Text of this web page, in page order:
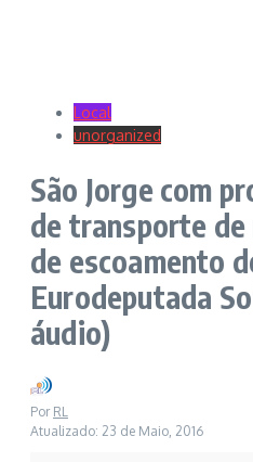
Local
unorganized
São Jorge com
de transporte
de escoamento
Eurodeputada
áudio)
Por RL
Atualizado: 23 de Maio, 2016